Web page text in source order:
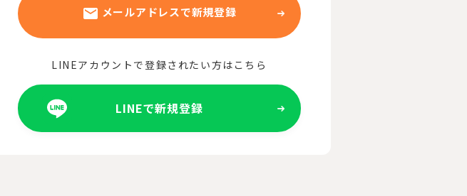
メールアドレスで新規登録
LINEアカウントで登録されたい方はこちら
LINEで新規登録